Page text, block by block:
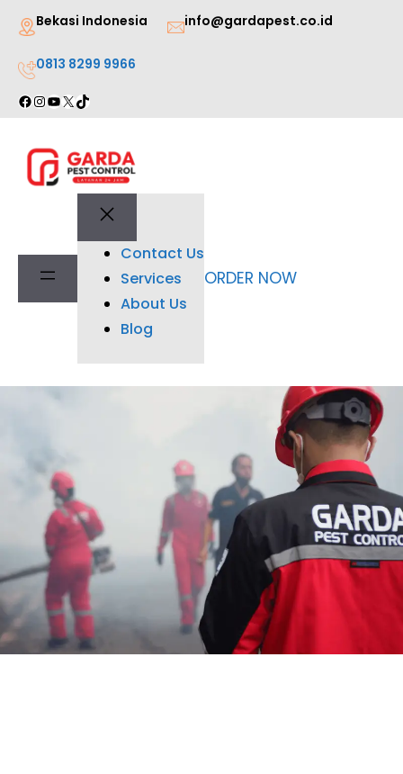
Lewati
konten
Bekasi Indonesia info@gardapest.co.id
0813 8299 9966
Facebook
Instagram
YouTube
X TikTok
Contact Us
Services
About Us
Blog
ORDER NOW